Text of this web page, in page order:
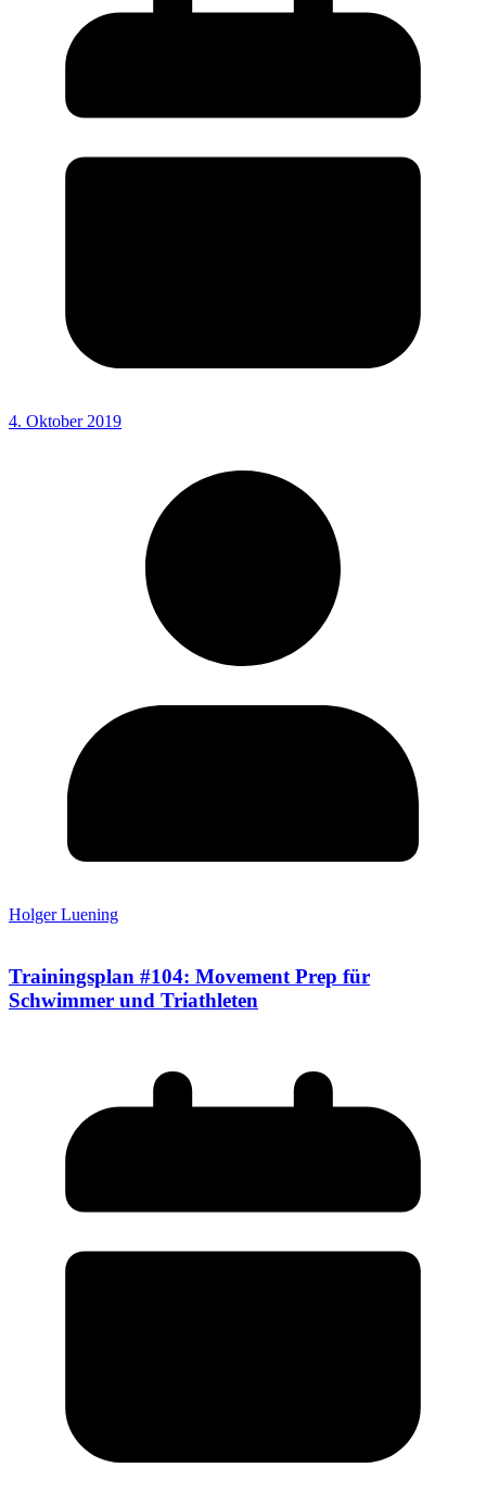
4. Oktober 2019
Holger Luening
Trainingsplan #104: Movement Prep für
Schwimmer und Triathleten